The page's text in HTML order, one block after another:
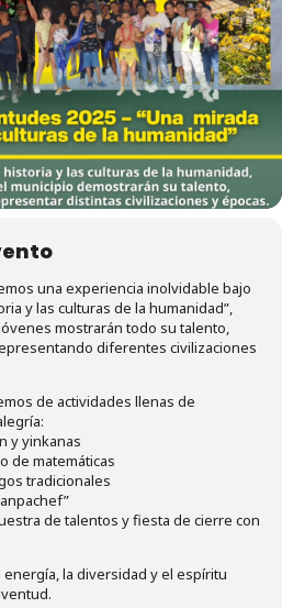
una experiencia inolvidable bajo
y las culturas de la humanidad”,
mostrarán todo su talento,
diferentes civilizaciones
de actividades llenas de
y yinkanas
de matemáticas
tradicionales
de talentos y fiesta de cierre con
la diversidad y el espíritu